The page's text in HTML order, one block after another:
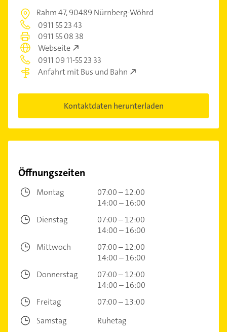
Rahm 47,90489 Nürnberg-Wöhrd
0911 55 23 43
0911 55 08 38
Webseite
0911 09 11-55 23 33
Anfahrt mit Bus und Bahn
Kontaktdaten herunterladen
Öffnungszeiten
Montag
07:00 – 12:00
14:00 – 16:00
Dienstag
07:00 – 12:00
14:00 – 16:00
Mittwoch
07:00 – 12:00
14:00 – 16:00
Donnerstag
07:00 – 12:00
14:00 – 16:00
Freitag
07:00 – 13:00
Samstag
Ruhetag